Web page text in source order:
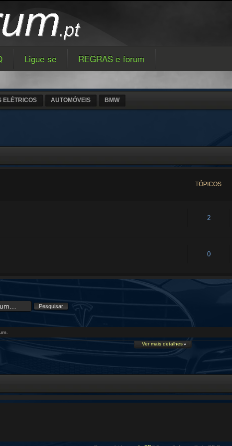
Ligue-se REGRAS e-forum
ELÉTRICOS AUTOMÓVEIS BMW
TÓPICOS
2
0
Ver mais detalhes